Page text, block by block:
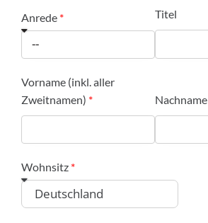
Anrede Titel
Vorname (inkl. aller
Zweitnamen)
Nachname
Wohnsitz